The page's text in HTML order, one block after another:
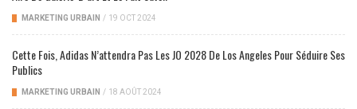
MARKETING URBAIN / 19 OCT 2024
Cette Fois, Adidas N’attendra Pas Les JO 2028 De Los Angeles Pour Séduire Ses
Publics
MARKETING URBAIN / 18 AOÛT 2024